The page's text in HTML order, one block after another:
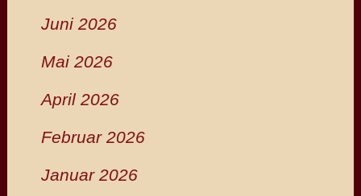
Juni 2026
Mai 2026
April 2026
Februar 2026
Januar 2026